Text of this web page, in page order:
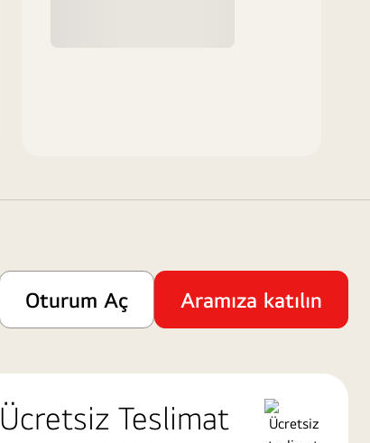
Oturum Aç Aramıza katılın
Ücretsiz Teslimat